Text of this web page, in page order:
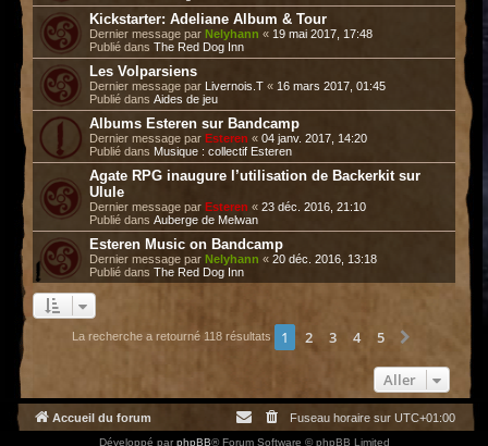
Kickstarter: Adeliane Album & Tour
Dernier message par Nelyhann « 19 mai 2017, 17:48
Publié dans The Red Dog Inn
Les Volparsiens
Dernier message par Livernois.T « 16 mars 2017, 01:45
Publié dans Aides de jeu
Albums Esteren sur Bandcamp
Dernier message par Esteren « 04 janv. 2017, 14:20
Publié dans Musique : collectif Esteren
Agate RPG inaugure l’utilisation de Backerkit sur
Ulule
Dernier message par Esteren « 23 déc. 2016, 21:10
Publié dans Auberge de Melwan
Esteren Music on Bandcamp
Dernier message par Nelyhann « 20 déc. 2016, 13:18
Publié dans The Red Dog Inn
La recherche a retourné 118 résultats 1 2 3 4 5
Aller
Accueil du forum Fuseau horaire sur UTC+01:00
Développé par phpBB® Forum Software © phpBB Limited